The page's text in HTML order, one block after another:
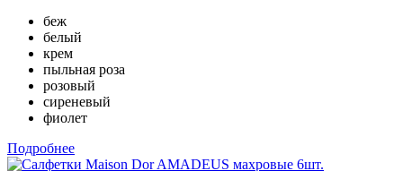
беж
белый
крем
пыльная роза
розовый
сиреневый
фиолет
Подробнее